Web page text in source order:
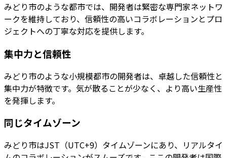
みどり市のような都市では、開発者は緊密な専門家ネットワ
ークを維持しており、信頼性の高いコラボレーションとプロ
ジェクトへの丁寧な対応を提供します。
集中力と信頼性
みどり市のような小規模都市の開発者は、卓越した信頼性と
集中力が特徴です。気が散ることが少なく、より高い生産性
を発揮します。
同じタイムゾーン
みどり市はJST（UTC+9）タイムゾーンにあり、リアルタイ